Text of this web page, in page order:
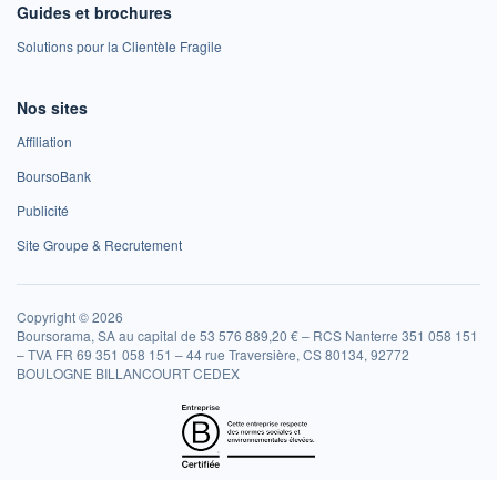
Guides et brochures
Solutions pour la Clientèle Fragile
Nos sites
Affiliation
BoursoBank
Publicité
Site Groupe & Recrutement
Copyright © 2026
Boursorama, SA au capital de 53 576 889,20 € – RCS Nanterre 351 058 151
– TVA FR 69 351 058 151 – 44 rue Traversière, CS 80134, 92772
BOULOGNE BILLANCOURT CEDEX